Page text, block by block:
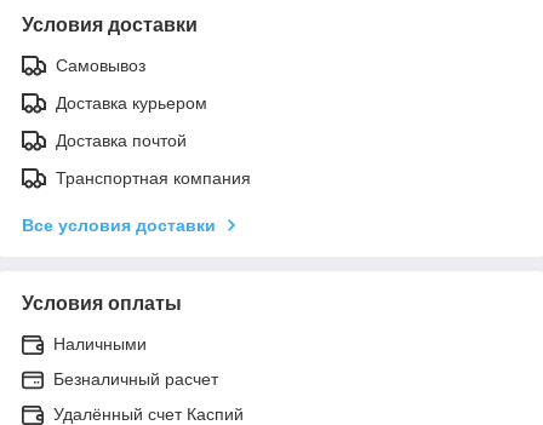
Условия доставки
Самовывоз
Доставка курьером
Доставка почтой
Транспортная компания
Все условия доставки
Условия оплаты
Наличными
Безналичный расчет
Удалённый счет Каспий